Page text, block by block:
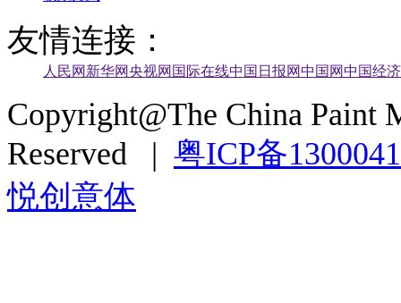
友情连接：
人民网 新华网央视网 国际在线中国日报网中国网中国经
Copyright@The China Paint
Reserved | 粤ICP备
悦创意体